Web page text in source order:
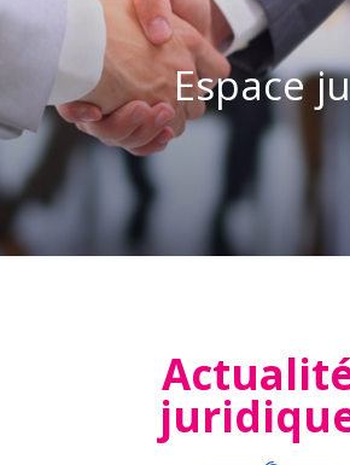
Espace